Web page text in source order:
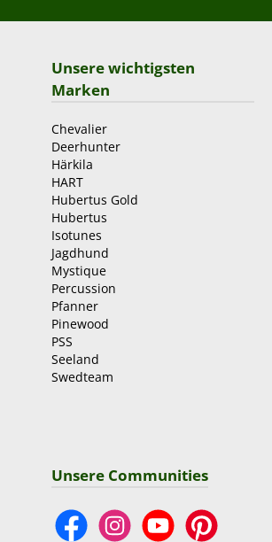
Unsere wichtigsten
Marken
Chevalier
Deerhunter
Härkila
HART
Hubertus Gold
Hubertus
Isotunes
Jagdhund
Mystique
Percussion
Pfanner
Pinewood
PSS
Seeland
Swedteam
Unsere Communities
FacebookInstagramYouTubePinterest